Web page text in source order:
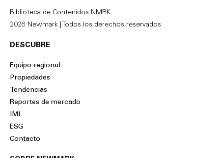
Biblioteca de Contenidos NMRK
2026 Newmark | Todos los derechos reservados
DESCUBRE
Equipo regional
Propiedades
Tendencias
Reportes de mercado
IMI
ESG
Contacto